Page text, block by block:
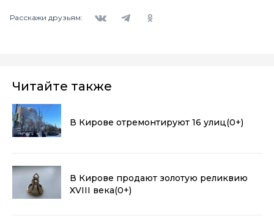
Расскажи друзьям:
Читайте также
В Кирове отремонтируют 16 улиц(0+)
В Кирове продают золотую реликвию
XVIII века(0+)